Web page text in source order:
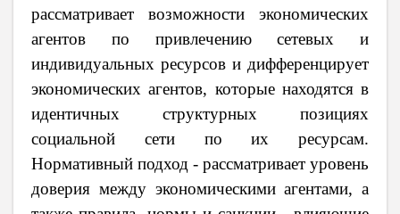
рассматривает возможности экономических
агентов по привлечению сетевых и
индивидуальных ресурсов и дифференцирует
экономических агентов, которые находятся в
идентичных структурных позициях
социальной сети по их ресурсам.
Нормативный подход - рассматривает уровень
доверия между экономическими агентами, а